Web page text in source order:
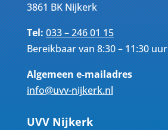
3861 BK Nijkerk
Tel:033 – 246 01 15
Bereikbaar van 8:30 – 11:30 uur
Algemeen e-mailadres
info@uvv-nijkerk.nl
UVV Nijkerk